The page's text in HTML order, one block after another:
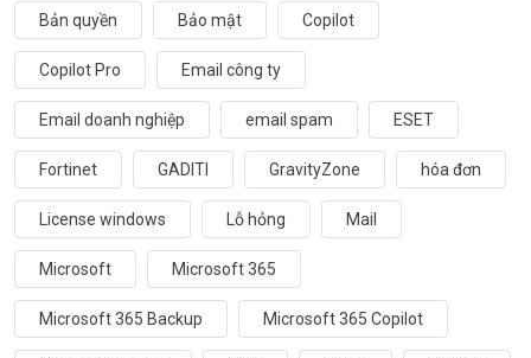
Bản quyền Bảo mật Copilot
Copilot Pro Email công ty
Email doanh nghiệp email spam ESET
Fortinet GADITI GravityZone hóa đơn
License windows Lỗ hỏng Mail
Microsoft Microsoft 365
Microsoft 365 Backup Microsoft 365 Copilot